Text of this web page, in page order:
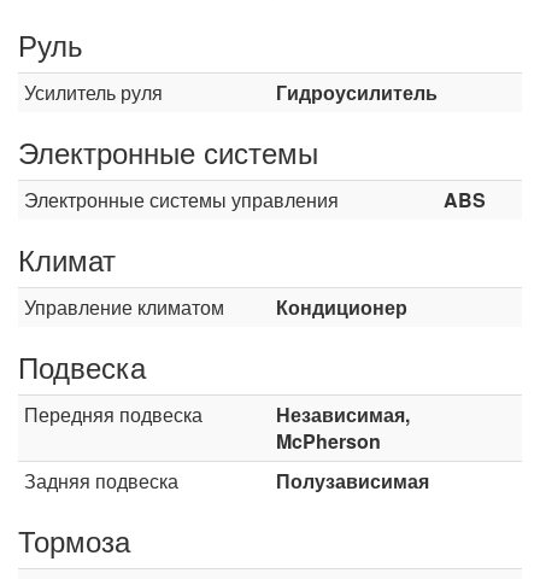
Руль
Усилитель руля Гидроусилитель
Электронные системы
Электронные системы управления ABS
Климат
Управление климатом Кондиционер
Подвеска
Передняя подвеска
Независимая,
McPherson
Задняя подвеска
Полузависимая
Тормоза